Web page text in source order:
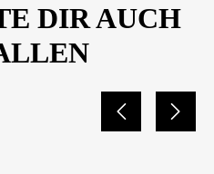
DIR AUCH